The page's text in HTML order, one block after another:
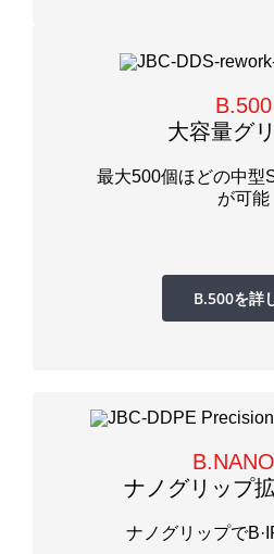
B.500
大容量グ
最大500個ほどの中型
が可能
B.500を詳
ナノグリップ
ナノグリップで